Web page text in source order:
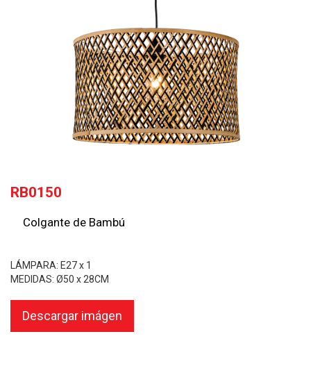
RB0150
Colgante de Bambú
LÁMPARA: E27 x 1
MEDIDAS: Ø50 x 28CM
Descargar imágen